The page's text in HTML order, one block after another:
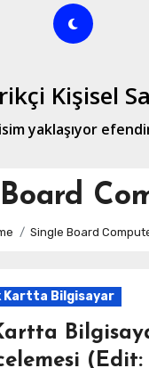
Kişisel
yaklaşıyor
Single Board
Kartta Bilgisayar
(Edit: